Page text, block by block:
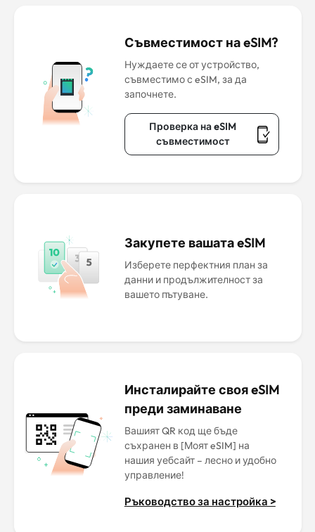
Съвместимост на eSIM?
Нуждаете се от устройство,
съвместимо с eSIM, за да
започнете.
Проверка на eSIM
съвместимост
Закупете вашата eSIM
Изберете перфектния план за
данни и продължителност за
вашето пътуване.
Инсталирайте своя eSIM
преди заминаване
Вашият QR код ще бъде
съхранен в [Моят eSIM] на
нашия уебсайт – лесно и удобно
управление!
Ръководство за настройка >